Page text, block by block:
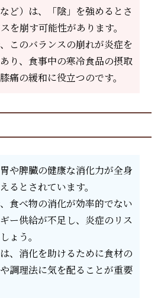
ど）は、「陰」を強めるとさ
を崩す可能性があります。
このバランスの崩れが炎症を
り、食事中の寒冷食品の摂取
痛の緩和に役立つのです。
や脾臓の健康な消化力が全身
るとされています。
食べ物の消化が効率的でない
ー供給が不足し、炎症のリス
ょう。
、消化を助けるために食材の
調理法に気を配ることが重要